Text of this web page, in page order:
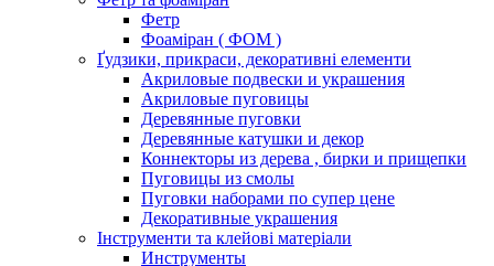
Фетр
Фоаміран ( ФОМ )
Ґудзики, прикраси, декоративні елементи
Акриловые подвески и украшения
Акриловые пуговицы
Деревянные пуговки
Деревянные катушки и декор
Коннекторы из дерева , бирки и прищепки
Пуговицы из смолы
Пуговки наборами по супер цене
Декоративные украшения
Інструменти та клейові матеріали
Инструменты